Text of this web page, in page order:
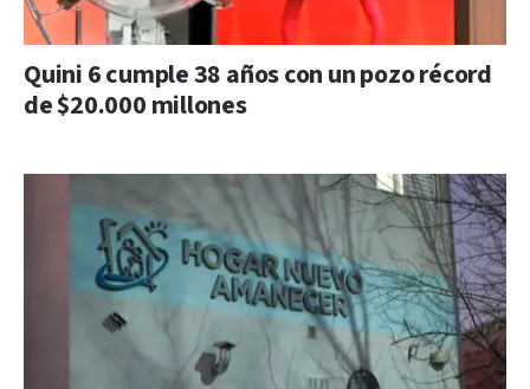
Quini 6 cumple 38 años con un pozo récord
de $20.000 millones